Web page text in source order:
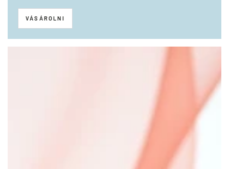
VÁSÁROLNI